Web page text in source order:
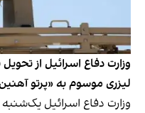
وزارت دفاع اسرائیل از
لیزری موسوم به «پرتو
وزارت دفاع اسرائیل